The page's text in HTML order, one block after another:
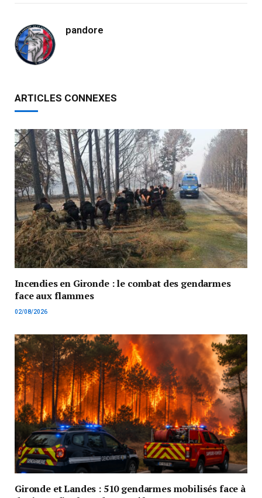
pandore
ARTICLES CONNEXES
Incendies en Gironde : le combat des gendarmes
face aux flammes
02/08/2026
Gironde et Landes : 510 gendarmes mobilisés face à